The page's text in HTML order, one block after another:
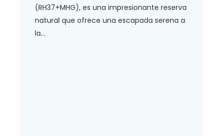
(RH37+MHG), es una impresionante reserva
natural que ofrece una escapada serena a
la...